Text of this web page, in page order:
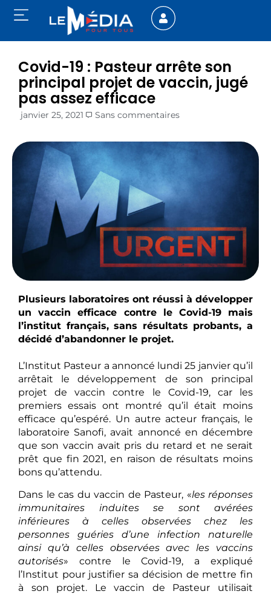
Covid-19 : Pasteur arrête son
principal projet de vaccin, jugé
pas assez efficace
janvier 25, 2021 Sans commentaires
Plusieurs laboratoires ont réussi à développer
un vaccin efficace contre le Covid-19 mais
l’institut français, sans résultats probants, a
décidé d’abandonner le projet.
L’Institut Pasteur a annoncé lundi 25 janvier qu’il
arrêtait le développement de son principal
projet de vaccin contre le Covid-19, car les
premiers essais ont montré qu’il était moins
efficace qu’espéré. Un autre acteur français, le
laboratoire Sanofi, avait annoncé en décembre
que son vaccin avait pris du retard et ne serait
prêt que fin 2021, en raison de résultats moins
bons qu’attendu.
Dans le cas du vaccin de Pasteur, «les réponses
immunitaires induites se sont avérées
inférieures à celles observées chez les
personnes guéries d’une infection naturelle
ainsi qu’à celles observées avec les vaccins
autorisés» contre le Covid-19, a expliqué
l’Institut pour justifier sa décision de mettre fin
à son projet. Le vaccin de Pasteur utilisait